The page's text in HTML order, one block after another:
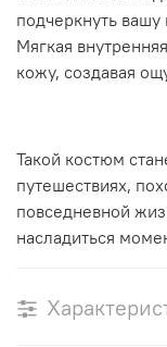
подчеркнуть вашу
Мягкая
кожу, создавая
Такой костюм
путешествиях,
повседневной
насладиться